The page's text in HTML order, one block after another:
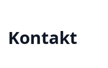
Kontakt